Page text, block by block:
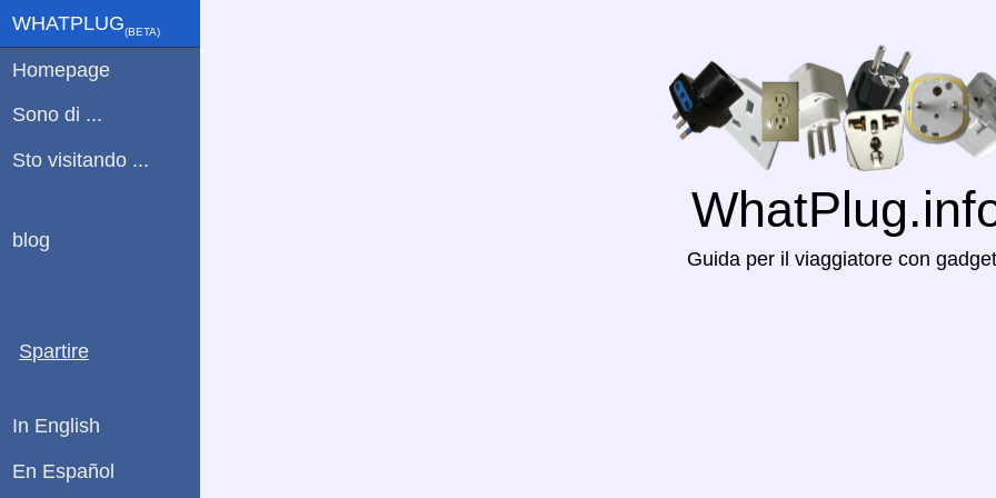
Guida per il viaggiatore con
WHATPLUG(ΒETA)
Homepage
Sono di ...
Sto visitando ...
blog
Spartire
In English
En Español